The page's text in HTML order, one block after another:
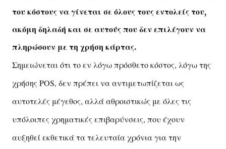
του κόστους να γίνεται σε όλους τους εντολείς του,
ακόμη δηλαδή και σε αυτούς που δεν επιλέγουν να
πληρώσουν με τη χρήση κάρτας.
Σημειώνεται ότι το εν λόγω πρόσθετο κόστος, λόγω της
χρήσης POS, δεν πρέπει να αντιμετωπίζεται ως
αυτοτελές μέγεθος, αλλά αθροιστικώς με όλες τις
υπόλοιπες χρηματικές επιβαρύνσεις, που έχουν
αυξηθεί εκθετικά τα τελευταία χρόνια για την